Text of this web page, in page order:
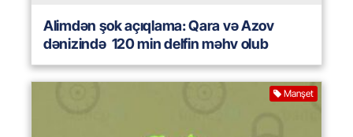
Alimdən şok açıqlama: Qara və Azov
dənizində 120 min delfin məhv olub
Manşet